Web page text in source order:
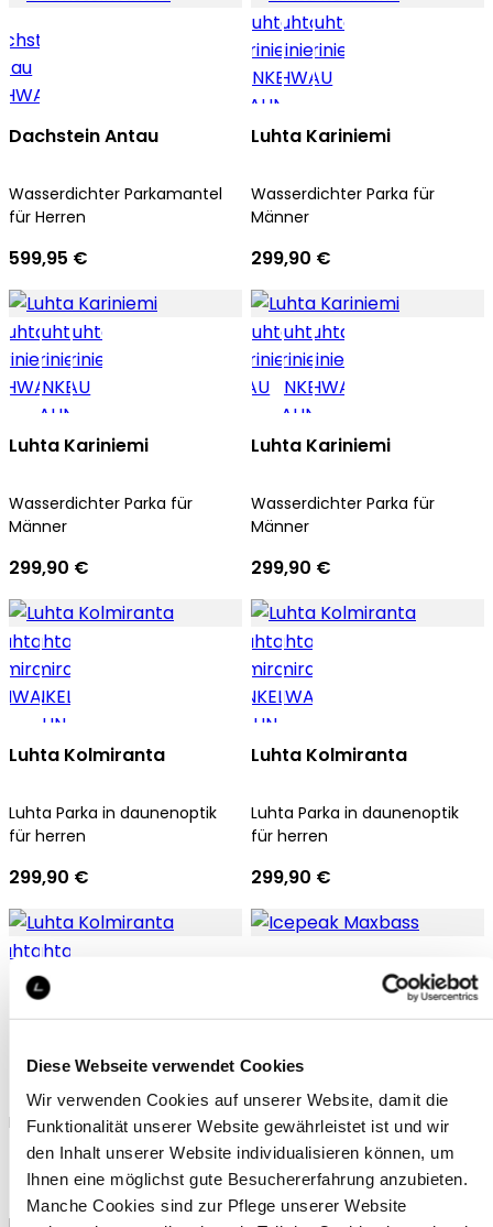
Diese Webseite verwendet Cookies
Wir verwenden Cookies auf unserer Website, damit die
Funktionalität unserer Website gewährleistet ist und wir
den Inhalt unserer Website individualisieren können, um
Ihnen eine möglichst gute Besuchererfahrung anzubieten.
Manche Cookies sind zur Pflege unserer Website
Dachstein Antau
Wasserdichter Parkamantel
für Herren
599,95 €
Luhta Kariniemi
Wasserdichter Parka für
Männer
299,90 €
Luhta Kariniemi
Wasserdichter Parka für
Männer
299,90 €
Luhta Kariniemi
Wasserdichter Parka für
Männer
299,90 €
Luhta Kolmiranta
Luhta Parka in daunenoptik
für herren
299,90 €
Luhta Kolmiranta
Luhta Parka in daunenoptik
für herren
299,90 €
Luhta Kolmiranta
Luhta Parka in daunenoptik
für herren
299,90 €
Icepeak Maxbass
Icepeak Parka für herren
229,99 €